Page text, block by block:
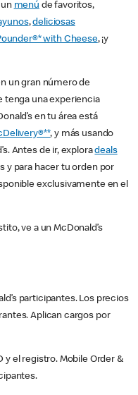
un menú de favoritos,
,deliciosas
with Cheese, ¡y
un gran número de
tenga una experiencia
en tu área está
, y más usando
Antes de ir, exploradeals
y para hacer tu orden por
exclusivamente en el
ve a un McDonald’s
participantes. Los precios
Aplican cargos por
y el registro. Mobile Order &